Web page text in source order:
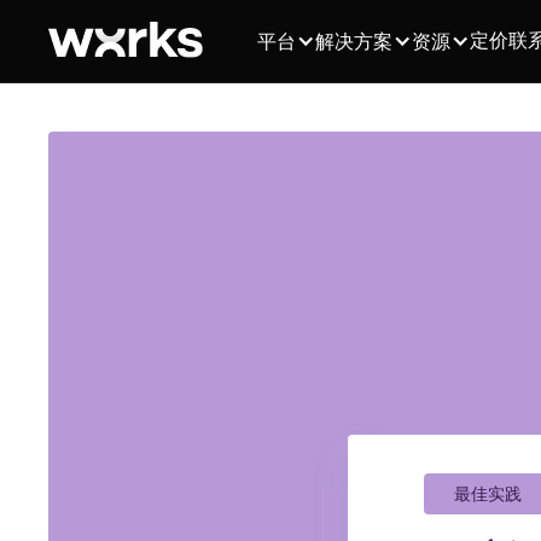
平台 解决方案 资源 定价联
最佳实践